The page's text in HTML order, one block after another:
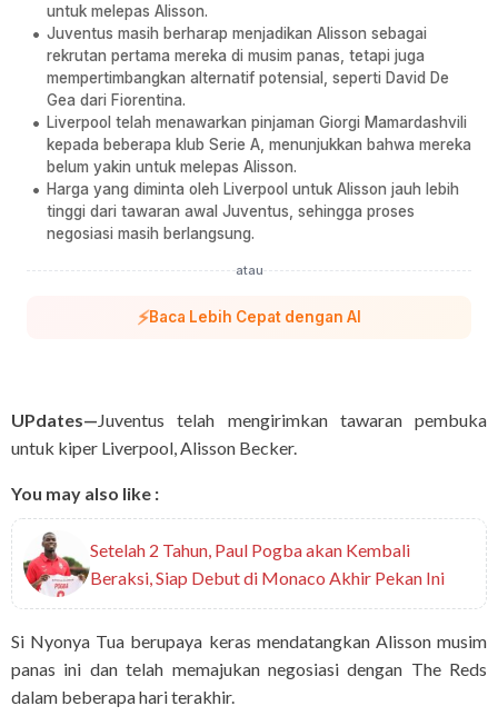
untuk melepas Alisson.
Juventus masih berharap menjadikan Alisson sebagai
rekrutan pertama mereka di musim panas, tetapi juga
mempertimbangkan alternatif potensial, seperti David De
Gea dari Fiorentina.
Liverpool telah menawarkan pinjaman Giorgi Mamardashvili
kepada beberapa klub Serie A, menunjukkan bahwa mereka
belum yakin untuk melepas Alisson.
Harga yang diminta oleh Liverpool untuk Alisson jauh lebih
tinggi dari tawaran awal Juventus, sehingga proses
negosiasi masih berlangsung.
atau
⚡Baca Lebih Cepat dengan AI
UPdates—Juventus telah mengirimkan tawaran pembuka
untuk kiper Liverpool, Alisson Becker.
You may also like :
Setelah 2 Tahun, Paul Pogba akan Kembali
Beraksi, Siap Debut di Monaco Akhir Pekan Ini
Si Nyonya Tua berupaya keras mendatangkan Alisson musim
panas ini dan telah memajukan negosiasi dengan The Reds
dalam beberapa hari terakhir.